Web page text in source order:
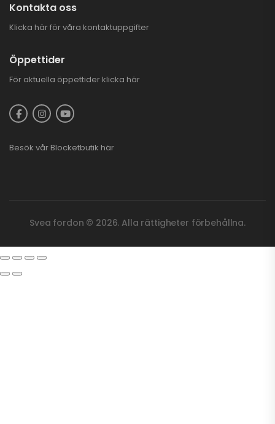
Kontakta oss
Klicka här för våra kontaktuppgifter
Öppettider
För aktuella öppettider klicka här
Besök vår Blocketbutik här
Svea fordon © 2026. Alla rättigheter förbehållna.